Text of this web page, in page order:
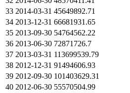
33 2014-03-31 45649892.71
34 2013-12-31 66681931.65
35 2013-09-30 54764562.22
36 2013-06-30 72871726.7
37 2013-03-31 113699539.79
38 2012-12-31 91494606.93
39 2012-09-30 101403629.31
40 2012-06-30 55570504.99